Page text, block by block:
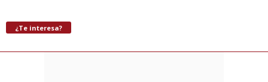
¿Te interesa?